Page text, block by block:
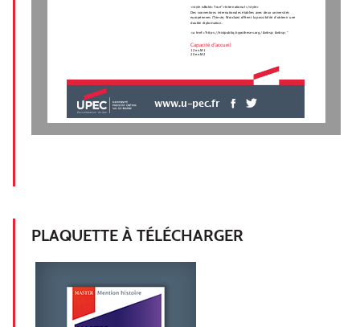
<style isBold="true">International</style>
Des conventions internationales établies avec deux universités
européennes (Trieste, Wroclaw) offrent la possibilité d’obtenir une
double diplomation.
<a href="https://histpubliq.hypotheses.org/ &nbsp; &nbsp; "
Capacité d'accueil
12 en M1
20 en M2
www.u-pec.fr
PLAQUETTE À TÉLÉCHARGER